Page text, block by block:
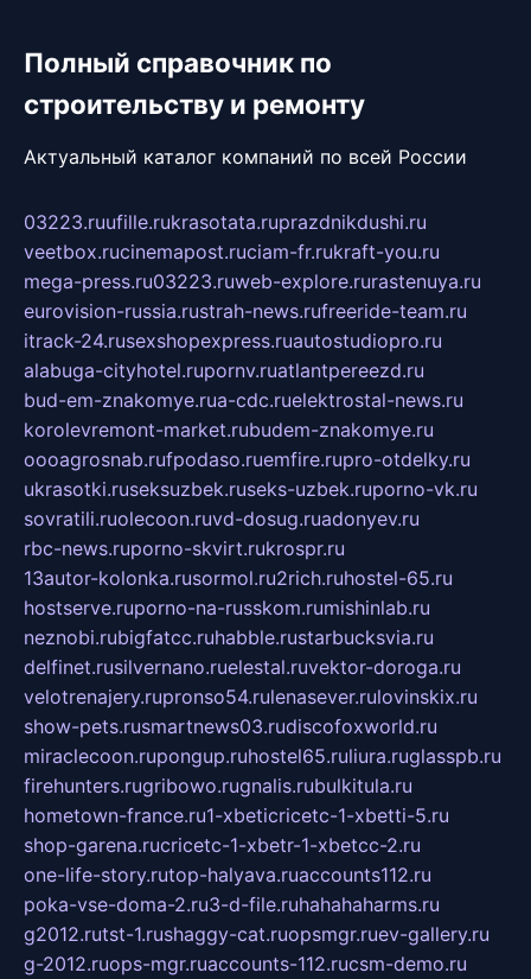
Полный справочник по
строительству и ремонту
Актуальный каталог компаний по всей России
03223.ruufille.rukrasotata.ruprazdnikdushi.ru
veetbox.rucinemapost.ruciam-fr.rukraft-you.ru
mega-press.ru03223.ruweb-explore.rurastenuya.ru
eurovision-russia.rustrah-news.rufreeride-team.ru
itrack-24.rusexshopexpress.ruautostudiopro.ru
alabuga-cityhotel.rupornv.ruatlantpereezd.ru
bud-em-znakomye.rua-cdc.ruelektrostal-news.ru
korolevremont-market.rubudem-znakomye.ru
oooagrosnab.rufpodaso.ruemfire.rupro-otdelky.ru
ukrasotki.ruseksuzbek.ruseks-uzbek.ruporno-vk.ru
sovratili.ruolecoon.ruvd-dosug.ruadonyev.ru
rbc-news.ruporno-skvirt.rukrospr.ru
13autor-kolonka.rusormol.ru2rich.ruhostel-65.ru
hostserve.ruporno-na-russkom.rumishinlab.ru
neznobi.rubigfatcc.ruhabble.rustarbucksvia.ru
delfinet.rusilvernano.ruelestal.ruvektor-doroga.ru
velotrenajery.rupronso54.rulenasever.rulovinskix.ru
show-pets.rusmartnews03.rudiscofoxworld.ru
miraclecoon.rupongup.ruhostel65.ruliura.ruglasspb.ru
firehunters.rugribowo.rugnalis.rubulkitula.ru
hometown-france.ru1-xbeticricetc-1-xbetti-5.ru
shop-garena.rucricetc-1-xbetr-1-xbetcc-2.ru
one-life-story.rutop-halyava.ruaccounts112.ru
poka-vse-doma-2.ru3-d-file.ruhahahaharms.ru
g2012.rutst-1.rushaggy-cat.ruopsmgr.ruev-gallery.ru
g-2012.ruops-mgr.ruaccounts-112.rucsm-demo.ru